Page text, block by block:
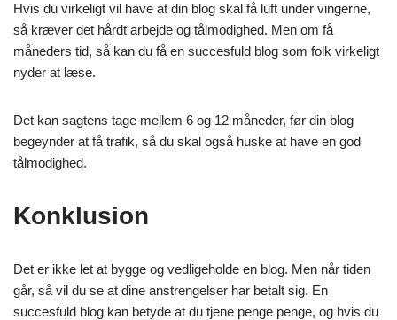
Hvis du virkeligt vil have at din blog skal få luft under vingerne,
så kræver det hårdt arbejde og tålmodighed. Men om få
måneders tid, så kan du få en succesfuld blog som folk virkeligt
nyder at læse.
Det kan sagtens tage mellem 6 og 12 måneder, før din blog
begeynder at få trafik, så du skal også huske at have en god
tålmodighed.
Konklusion
Det er ikke let at bygge og vedligeholde en blog. Men når tiden
går, så vil du se at dine anstrengelser har betalt sig. En
succesfuld blog kan betyde at du tjene penge penge, og hvis du